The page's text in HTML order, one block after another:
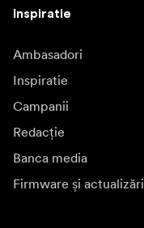
Inspiratie
Ambasadori
Inspiratie
Campanii
Redacție
Banca media
Firmware și actualizări